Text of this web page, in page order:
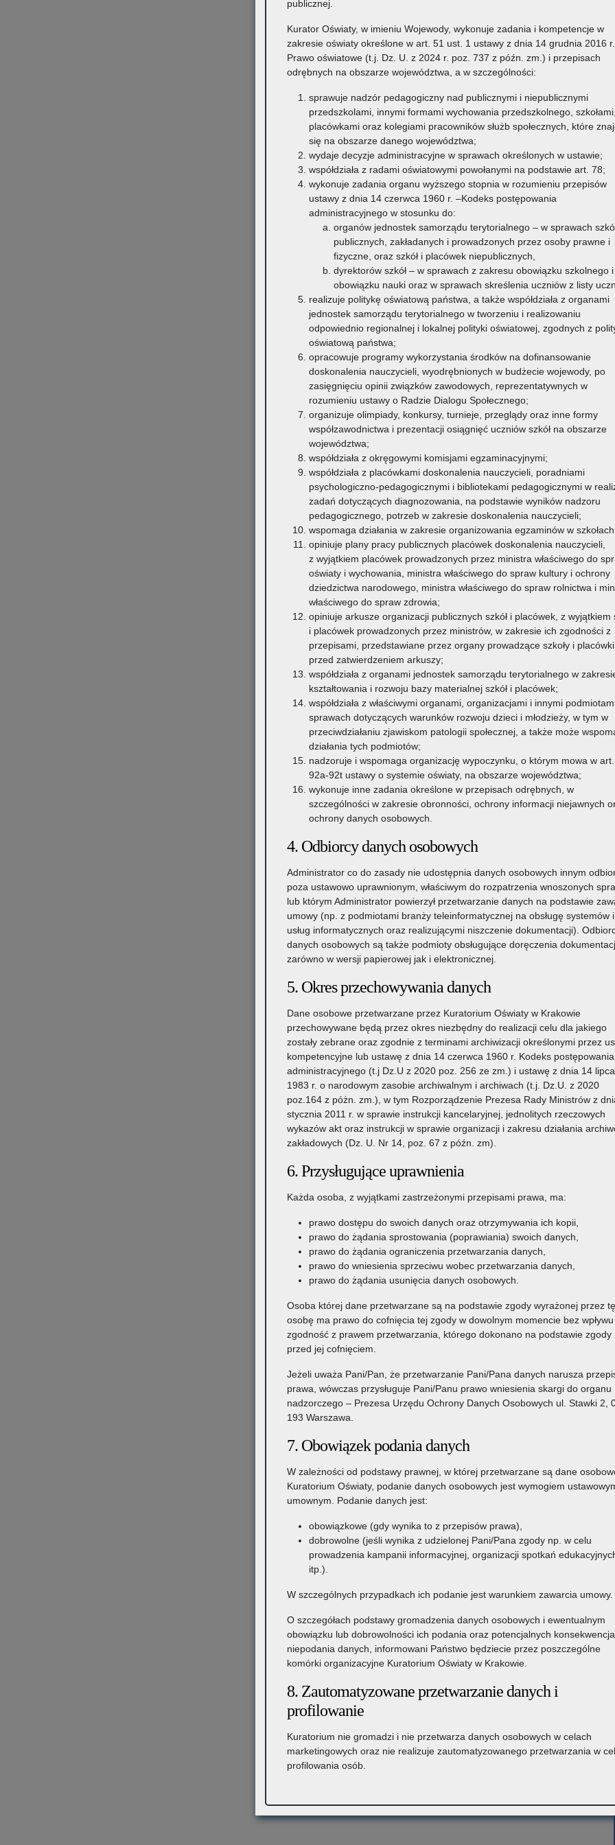
publicznej.
Kurator Oświaty, w imieniu Wojewody, wykonuje zadania i kompetencje w
zakresie oświaty określone w art. 51 ust. 1 ustawy z dnia 14 grudnia 2016 r.
Prawo oświatowe (t.j. Dz. U. z 2024 r. poz. 737 z późn. zm.) i przepisach
odrębnych na obszarze województwa, a w szczególności:
sprawuje nadzór pedagogiczny nad publicznymi i niepublicznymi
przedszkolami, innymi formami wychowania przedszkolnego, szkołami,
placówkami oraz kolegiami pracowników służb społecznych, które
się na obszarze danego województwa;
wydaje decyzje administracyjne w sprawach określonych w ustawie;
współdziała z radami oświatowymi powołanymi na podstawie art. 78;
wykonuje zadania organu wyższego stopnia w rozumieniu przepisów
ustawy z dnia 14 czerwca 1960 r. –Kodeks postępowania
administracyjnego w stosunku do:
organów jednostek samorządu terytorialnego – w sprawach
publicznych, zakładanych i prowadzonych przez osoby prawne i
fizyczne, oraz szkół i placówek niepublicznych,
dyrektorów szkół – w sprawach z zakresu obowiązku szkolnego i
obowiązku nauki oraz w sprawach skreślenia uczniów z listy
realizuje politykę oświatową państwa, a także współdziała z organami
jednostek samorządu terytorialnego w tworzeniu i realizowaniu
odpowiednio regionalnej i lokalnej polityki oświatowej, zgodnych z
oświatową państwa;
opracowuje programy wykorzystania środków na dofinansowanie
doskonalenia nauczycieli, wyodrębnionych w budżecie wojewody, po
zasięgnięciu opinii związków zawodowych, reprezentatywnych w
rozumieniu ustawy o Radzie Dialogu Społecznego;
organizuje olimpiady, konkursy, turnieje, przeglądy oraz inne formy
współzawodnictwa i prezentacji osiągnięć uczniów szkół na obszarze
województwa;
współdziała z okręgowymi komisjami egzaminacyjnymi;
współdziała z placówkami doskonalenia nauczycieli, poradniami
psychologiczno-pedagogicznymi i bibliotekami pedagogicznymi w
zadań dotyczących diagnozowania, na podstawie wyników nadzoru
pedagogicznego, potrzeb w zakresie doskonalenia nauczycieli;
wspomaga działania w zakresie organizowania egzaminów w
opiniuje plany pracy publicznych placówek doskonalenia nauczycieli,
z wyjątkiem placówek prowadzonych przez ministra właściwego do
oświaty i wychowania, ministra właściwego do spraw kultury i ochrony
dziedzictwa narodowego, ministra właściwego do spraw rolnictwa i
właściwego do spraw zdrowia;
opiniuje arkusze organizacji publicznych szkół i placówek, z wyjątkiem
i placówek prowadzonych przez ministrów, w zakresie ich zgodności z
przepisami, przedstawiane przez organy prowadzące szkoły i placówki
przed zatwierdzeniem arkuszy;
współdziała z organami jednostek samorządu terytorialnego w
kształtowania i rozwoju bazy materialnej szkół i placówek;
współdziała z właściwymi organami, organizacjami i innymi
sprawach dotyczących warunków rozwoju dzieci i młodzieży, w tym w
przeciwdziałaniu zjawiskom patologii społecznej, a także może
działania tych podmiotów;
nadzoruje i wspomaga organizację wypoczynku, o którym mowa w art.
92a-92t ustawy o systemie oświaty, na obszarze województwa;
wykonuje inne zadania określone w przepisach odrębnych, w
szczególności w zakresie obronności, ochrony informacji niejawnych
ochrony danych osobowych.
4. Odbiorcy danych osobowych
Administrator co do zasady nie udostępnia danych osobowych innym
poza ustawowo uprawnionym, właściwym do rozpatrzenia wnoszonych
lub którym Administrator powierzył przetwarzanie danych na podstawie
umowy (np. z podmiotami branży teleinformatycznej na obsługę systemów i
usług informatycznych oraz realizującymi niszczenie dokumentacji).
danych osobowych są także podmioty obsługujące doręczenia
zarówno w wersji papierowej jak i elektronicznej.
5. Okres przechowywania danych
Dane osobowe przetwarzane przez Kuratorium Oświaty w Krakowie
przechowywane będą przez okres niezbędny do realizacji celu dla jakiego
zostały zebrane oraz zgodnie z terminami archiwizacji określonymi przez
kompetencyjne lub ustawę z dnia 14 czerwca 1960 r. Kodeks postępowania
administracyjnego (t.j Dz.U z 2020 poz. 256 ze zm.) i ustawę z dnia 14 lipca
1983 r. o narodowym zasobie archiwalnym i archiwach (t.j. Dz.U. z 2020
poz.164 z póżn. zm.), w tym Rozporządzenie Prezesa Rady Ministrów z
stycznia 2011 r. w sprawie instrukcji kancelaryjnej, jednolitych rzeczowych
wykazów akt oraz instrukcji w sprawie organizacji i zakresu działania
zakładowych (Dz. U. Nr 14, poz. 67 z późn. zm).
6. Przysługujące uprawnienia
Każda osoba, z wyjątkami zastrzeżonymi przepisami prawa, ma:
prawo dostępu do swoich danych oraz otrzymywania ich kopii,
prawo do żądania sprostowania (poprawiania) swoich danych,
prawo do żądania ograniczenia przetwarzania danych,
prawo do wniesienia sprzeciwu wobec przetwarzania danych,
prawo do żądania usunięcia danych osobowych.
Osoba której dane przetwarzane są na podstawie zgody wyrażonej przez tę
osobę ma prawo do cofnięcia tej zgody w dowolnym momencie bez
zgodność z prawem przetwarzania, którego dokonano na podstawie zgody
przed jej cofnięciem.
Jeżeli uważa Pani/Pan, że przetwarzanie Pani/Pana danych narusza
prawa, wówczas przysługuje Pani/Panu prawo wniesienia skargi do organu
nadzorczego – Prezesa Urzędu Ochrony Danych Osobowych ul. Stawki 2,
193 Warszawa.
7. Obowiązek podania danych
W zależności od podstawy prawnej, w której przetwarzane są dane
Kuratorium Oświaty, podanie danych osobowych jest wymogiem
umownym. Podanie danych jest:
obowiązkowe (gdy wynika to z przepisów prawa),
dobrowolne (jeśli wynika z udzielonej Pani/Pana zgody np. w celu
prowadzenia kampanii informacyjnej, organizacji spotkań
itp.).
W szczególnych przypadkach ich podanie jest warunkiem zawarcia umowy.
O szczegółach podstawy gromadzenia danych osobowych i ewentualnym
obowiązku lub dobrowolności ich podania oraz potencjalnych
niepodania danych, informowani Państwo będziecie przez poszczególne
komórki organizacyjne Kuratorium Oświaty w Krakowie.
8. Zautomatyzowane przetwarzanie danych i
profilowanie
Kuratorium nie gromadzi i nie przetwarza danych osobowych w celach
marketingowych oraz nie realizuje zautomatyzowanego przetwarzania w
profilowania osób.